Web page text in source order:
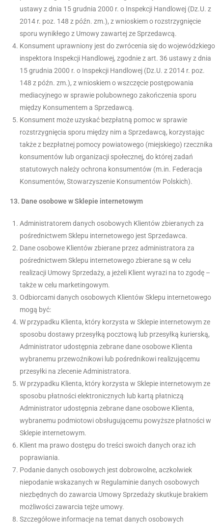
ustawy z dnia 15 grudnia 2000 r. o Inspekcji Handlowej (Dz.U. z
2014 r. poz. 148 z późn. zm.), z wnioskiem o rozstrzygnięcie
sporu wynikłego z Umowy zawartej ze Sprzedawcą.
Konsument uprawniony jest do zwrócenia się do wojewódzkiego
inspektora Inspekcji Handlowej, zgodnie z art. 36 ustawy z dnia
15 grudnia 2000 r. o Inspekcji Handlowej (Dz.U. z 2014 r. poz.
148 z późn. zm.), z wnioskiem o wszczęcie postępowania
mediacyjnego w sprawie polubownego zakończenia sporu
między Konsumentem a Sprzedawcą.
Konsument może uzyskać bezpłatną pomoc w sprawie
rozstrzygnięcia sporu między nim a Sprzedawcą, korzystając
także z bezpłatnej pomocy powiatowego (miejskiego) rzecznika
konsumentów lub organizacji społecznej, do której zadań
statutowych należy ochrona konsumentów (m.in. Federacja
Konsumentów, Stowarzyszenie Konsumentów Polskich).
13. Dane osobowe w Sklepie internetowym
Administratorem danych osobowych Klientów zbieranych za
pośrednictwem Sklepu internetowego jest Sprzedawca.
Dane osobowe Klientów zbierane przez administratora za
pośrednictwem Sklepu internetowego zbierane są w celu
realizacji Umowy Sprzedaży, a jeżeli Klient wyrazi na to zgodę –
także w celu marketingowym.
Odbiorcami danych osobowych Klientów Sklepu internetowego
mogą być:
W przypadku Klienta, który korzysta w Sklepie internetowym ze
sposobu dostawy przesyłką pocztową lub przesyłką kurierską,
Administrator udostępnia zebrane dane osobowe Klienta
wybranemu przewoźnikowi lub pośrednikowi realizującemu
przesyłki na zlecenie Administratora.
W przypadku Klienta, który korzysta w Sklepie internetowym ze
sposobu płatności elektronicznych lub kartą płatniczą
Administrator udostępnia zebrane dane osobowe Klienta,
wybranemu podmiotowi obsługującemu powyższe płatności w
Sklepie internetowym.
Klient ma prawo dostępu do treści swoich danych oraz ich
poprawiania.
Podanie danych osobowych jest dobrowolne, aczkolwiek
niepodanie wskazanych w Regulaminie danych osobowych
niezbędnych do zawarcia Umowy Sprzedaży skutkuje brakiem
możliwości zawarcia tejże umowy.
Szczegółowe informacje na temat danych osobowych